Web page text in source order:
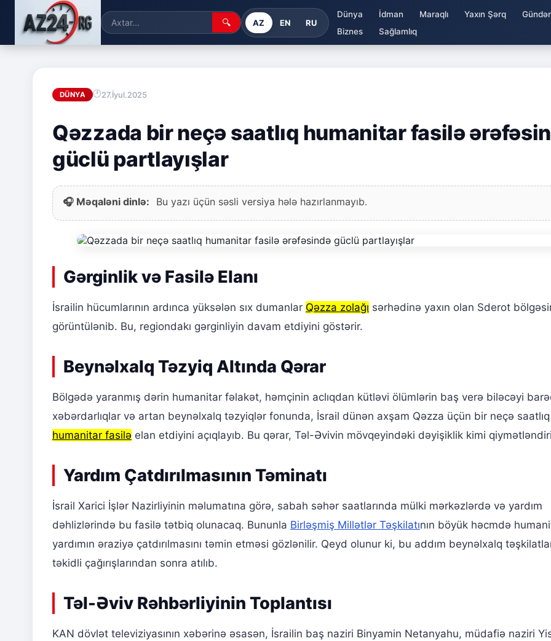
🔍 AZ EN RU
Dünya İdman Maraqlı Yaxın Şərq
Biznes
Sağlamlıq
DÜNYA 27.İyul.2025
Qəzzada bir neçə saatlıq humanitar fasilə
güclü partlayışlar
🎧 Məqaləni dinlə: Bu yazı üçün səsli versiya hələ hazırlanmayıb.
Gərginlik və Fasilə Elanı
İsrailin hücumlarının ardınca yüksələn sıx dumanlar Qəzza zolağı sərhədinə yaxın olan Sderot
görüntülənib. Bu, regiondakı gərginliyin davam etdiyini göstərir.
Beynəlxalq Təzyiq Altında Qərar
Bölgədə yaranmış dərin humanitar fəlakət, həmçinin aclıqdan kütləvi ölümlərin baş verə biləcəyi
xəbərdarlıqlar və artan beynəlxalq təzyiqlər fonunda, İsrail dünən axşam Qəzza üçün bir neçə saatlıq
humanitar fasilə elan etdiyini açıqlayıb. Bu qərar, Təl-Əvivin mövqeyindəki dəyişiklik kimi
Yardım Çatdırılmasının Təminatı
İsrail Xarici İşlər Nazirliyinin məlumatına görə, sabah səhər saatlarında mülki mərkəzlərdə və yardım
dəhlizlərində bu fasilə tətbiq olunacaq. Bununla Birləşmiş Millətlər Təşkilatının böyük həcmdə
yardımın əraziyə çatdırılmasını təmin etməsi gözlənilir. Qeyd olunur ki, bu addım beynəlxalq
təkidli çağırışlarından sonra atılıb.
Təl-Əviv Rəhbərliyinin Toplantısı
KAN dövlət televiziyasının xəbərinə əsasən, İsrailin baş naziri Binyamin Netanyahu, müdafiə naziri